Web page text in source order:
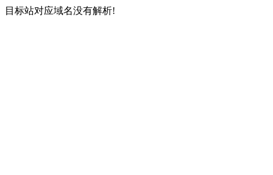
目标站对应域名没有解析!